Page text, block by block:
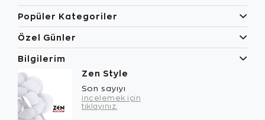
Popüler Kategoriler
Özel Günler
Bilgilerim
Zen Style
Son sayıyı
incelemek için
tıklayınız.